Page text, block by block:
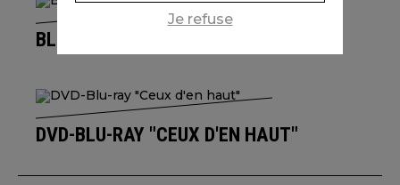
BLU-RAY L'UNIVERS DE IZÙ TROIN
DVD-BLU-RAY "CEUX D'EN HAUT"
Je refuse